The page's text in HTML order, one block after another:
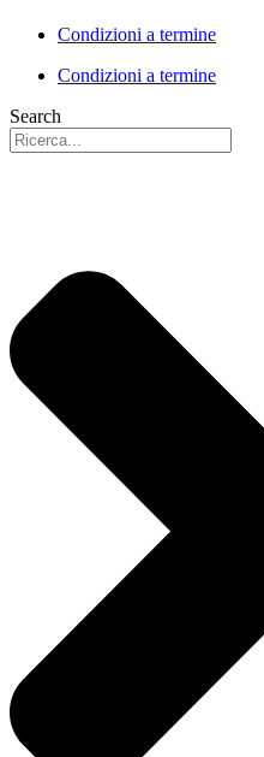
Condizioni a termine
Condizioni a termine
Search